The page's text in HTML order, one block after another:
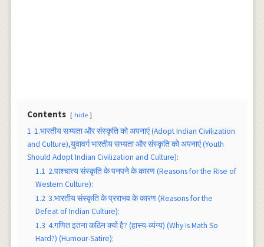
Contents hide
1 1.भारतीय सभ्यता और संस्कृति को अपनाएं (Adopt Indian Civilization
and Culture),युवावर्ग भारतीय सभ्यता और संस्कृति को अपनाएं (Youth
Should Adopt Indian Civilization and Culture):
1.1 2.पाश्चात्य संस्कृति के पनपने के कारण (Reasons for the Rise of
Western Culture):
1.2 3.भारतीय संस्कृति के प्रराभव के कारण (Reasons for the
Defeat of Indian Culture):
1.3 4.गणित इतना कठिन क्यों है? (हास्य-व्यंग्य) (Why Is Math So
Hard?) (Humour-Satire):